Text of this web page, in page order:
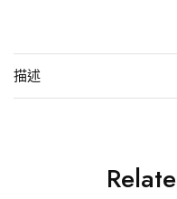
描述